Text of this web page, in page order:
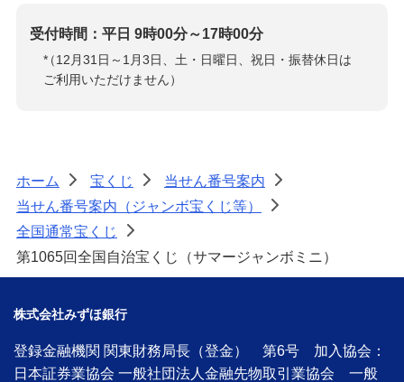
受付時間：平日 9時00分～17時00分
*
（12月31日～1月3日、土・日曜日、祝日・振替休日は
ご利用いただけません）
ホーム > 宝くじ > 当せん番号案内
>
当せん番号案内（ジャンボ宝くじ等）
>
全国通常宝くじ
>
第1065回全国自治宝くじ（サマージャンボミニ）
株式会社みずほ銀行
登録金融機関 関東財務局長（登金） 第6号 加入協会：
日本証券業協会 一般社団法人金融先物取引業協会 一般